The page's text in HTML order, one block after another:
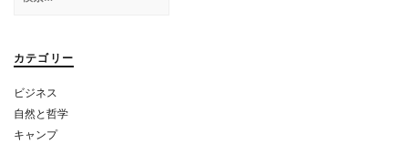
ョ
ン
索:
カテゴリー
ビジネス
自然と哲学
キャンプ